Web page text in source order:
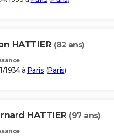
HATTIER (82 ans)
1934 à Paris (Paris)
HATTIER (97 ans)